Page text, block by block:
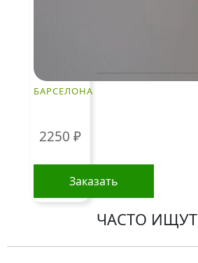
БАРСЕЛОНА
2250 ₽
Заказать
Контакты
ЧАСТО ИЩУТ